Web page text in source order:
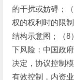
的干扰或妨碍；
权的权利时的限
结构示意图；（8
下风险：中国政
决定，协议控制
有效控制，内资